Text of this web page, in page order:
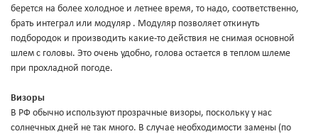
берется на более холодное и летнее время, то надо, соответственно,
брать интеграл или модуляр . Модуляр позволяет откинуть
подбородок и производить какие-то действия не снимая основной
шлем с головы. Это очень удобно, голова остается в теплом шлеме
при прохладной погоде.
Визоры
В РФ обычно используют прозрачные визоры, поскольку у нас
солнечных дней не так много. В случае необходимости замены (по